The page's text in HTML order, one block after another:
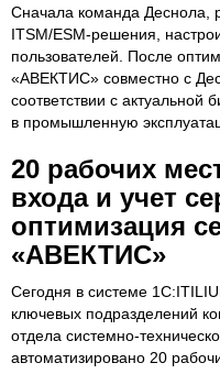
Сначала команда Деснола,
ITSM/ESM-решения,
пользователей. После
«АВЕКТИС» совместно с
соответствии с актуальной
в промышленную
20 рабочих
входа и учет
оптимизация
«АВЕКТИС»
Сегодня в системе
ключевых подразделений
отдела системно-
автоматизировано 20